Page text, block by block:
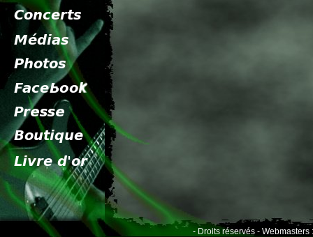
- Droits réservés - Webmasters